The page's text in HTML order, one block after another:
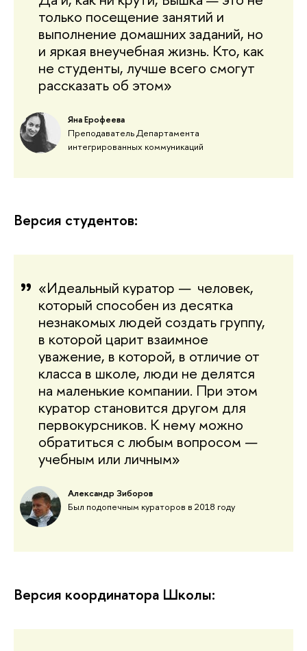
только посещение занятий и
выполнение домашних заданий, но
и яркая внеучебная жизнь. Кто, как
не студенты, лучше всего смогут
рассказать об этом»
Яна Ерофеева
Преподаватель Департамента
интегрированных коммуникаций
Версия студентов:
«Идеальный куратор — человек,
который способен из десятка
незнакомых людей создать группу,
в которой царит взаимное
уважение, в которой, в отличие от
класса в школе, люди не делятся
на маленькие компании. При этом
куратор становится другом для
первокурсников. К нему можно
обратиться с любым вопросом —
учебным или личным»
Александр Зиборов
Был подопечным кураторов в 2018 году
Версия координатора Школы: